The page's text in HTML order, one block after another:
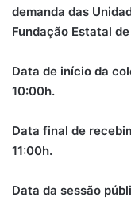
demanda das
Fundação Estatal
Data de início da
10:00h.
Data final de
11:00h.
Data da sessão